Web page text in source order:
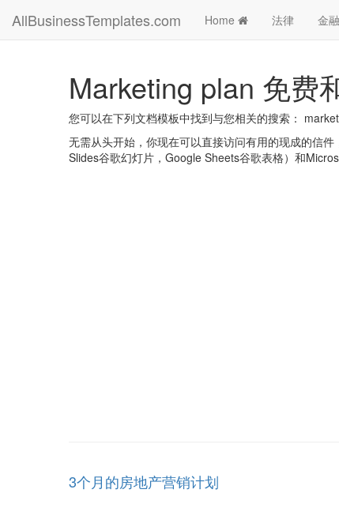
AllBusinessTemplates.com Home 法律 金融
Marketing plan 免费
您可以在下列文档模板中找到与您相关的搜索：
无需从头开始，你现在可以直接访问有用的现成的信
Slides谷歌幻灯片，Google Sheets谷歌表格）和
3个月的房地产营销计划